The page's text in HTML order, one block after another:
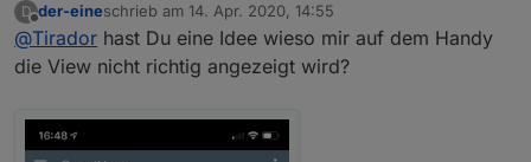
D
Offline
der-eineschrieb am 14. Apr. 2020, 14:55
zuletzt editiert von
@Tirador hast Du eine Idee wieso mir auf dem Handy
die View nicht richtig angezeigt wird?